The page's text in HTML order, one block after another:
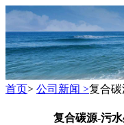
首页> 公司新闻 >复合
复合碳源-污